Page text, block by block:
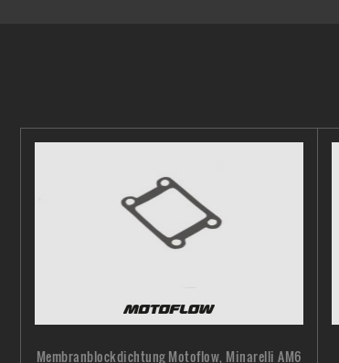
Membranblockdichtung Motoflow, Minarelli AM6